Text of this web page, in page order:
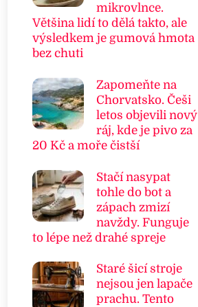
mikrovlnce.
Většina lidí to dělá takto, ale
výsledkem je gumová hmota
bez chuti
Zapomeňte na
Chorvatsko. Češi
letos objevili nový
ráj, kde je pivo za
20 Kč a moře čistší
Stačí nasypat
tohle do bot a
zápach zmizí
navždy. Funguje
to lépe než drahé spreje
Staré šicí stroje
nejsou jen lapače
prachu. Tento